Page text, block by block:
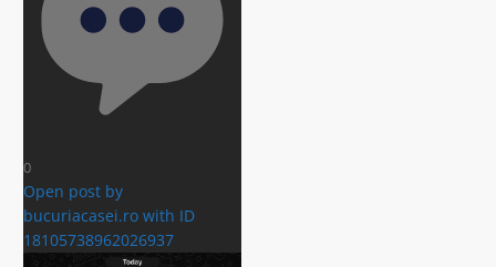
0
Open post by
bucuriacasei.ro with ID
18105738962026937